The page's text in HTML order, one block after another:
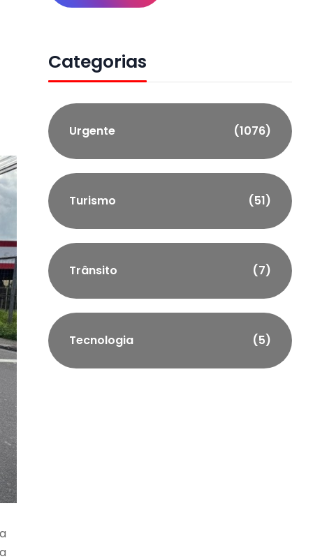
Categorias
Urgente (1076)
Turismo (51)
Trânsito (7)
Tecnologia (5)